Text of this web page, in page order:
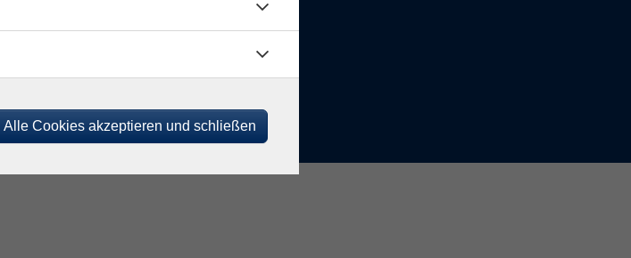
Alle Cookies akzeptieren und schließen